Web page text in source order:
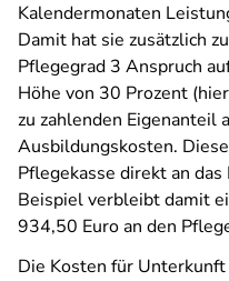
Kalendermonaten
Damit hat sie zusätzlich
Pflegegrad 3 Anspruch
Höhe von 30 Prozent
zu zahlenden Eigenanteil
Ausbildungskosten.
Pflegekasse direkt an
Beispiel verbleibt damit
934,50 Euro an den
Die Kosten für